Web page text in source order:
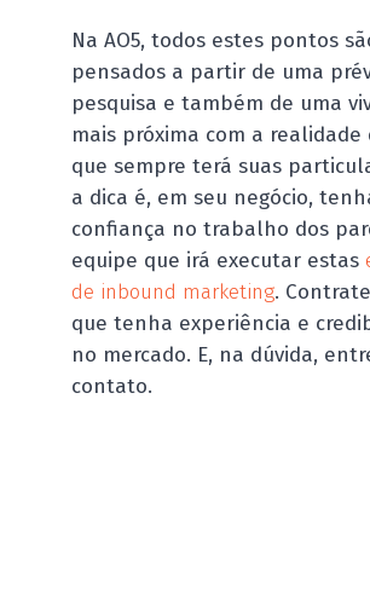
Na AO5, todos estes pontos
pensados a partir de uma
pesquisa e também de uma
mais próxima com a
que sempre terá suas
a dica é, em seu negócio,
confiança no trabalho dos
equipe que irá executar estas
de inbound marketing.
que tenha experiência e
no mercado. E, na dúvida,
contato.